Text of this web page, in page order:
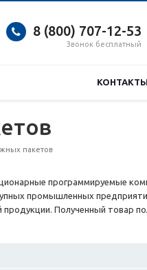
8 (800) 707-12-53
Звонок бесплатный
КОНТАКТЫ
пакетов
программируемые
промышленных
Полученный товар